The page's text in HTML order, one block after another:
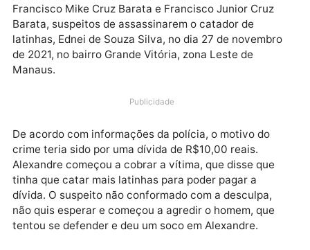
Três homens foram presos na última terça-feira (22),
identificados como Alexandre Borges, e os irmãos,
Francisco Mike Cruz Barata e Francisco Junior Cruz
latinhas, Ednei de Souza Silva, no dia 27 de
Manaus.
Publicidade
De acordo com informações da polícia, o motivo do
crime teria sido por uma dívida de R$10,00 reais.